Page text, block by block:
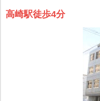
高崎駅徒歩4分